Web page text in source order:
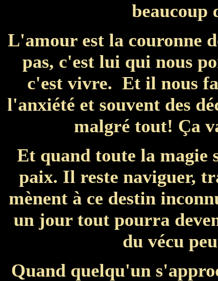
beaucoup
L'amour est la couronne
pas, c'est lui qui nous
c'est vivre. Et il nous
l'anxiété et souvent des
malgré tout! Ça
Et quand toute la magie
paix. Il reste naviguer,
mènent à ce destin
un jour tout pourra
du vécu
Quand quelqu'un